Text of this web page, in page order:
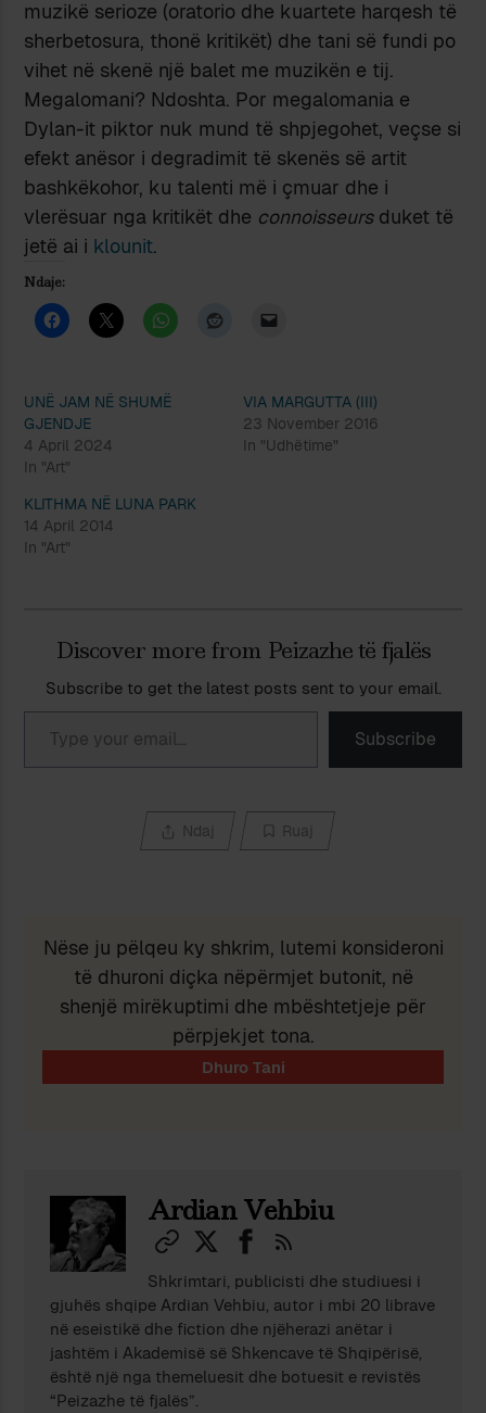
muzikë serioze (oratorio dhe kuartete harqesh të
sherbetosura, thonë kritikët) dhe tani së fundi po
vihet në skenë një balet me muzikën e tij.
Megalomani? Ndoshta. Por megalomania e
Dylan-it piktor nuk mund të shpjegohet, veçse si
efekt anësor i degradimit të skenës së artit
bashkëkohor, ku talenti më i çmuar dhe i
vlerësuar nga kritikët dhe connoisseursduket të
jetë ai i klounit.
Ndaje:
UNË JAM NË SHUMË
GJENDJE
4 April 2024
In "Art"
VIA MARGUTTA (III)
23 November 2016
In "Udhëtime"
KLITHMA NË LUNA PARK
14 April 2014
In "Art"
Discover more from Peizazhe të fjalës
Subscribe to get the latest posts sent to your email.
Type your email…
Subscribe
Ndaj Ruaj
Nëse ju pëlqeu ky shkrim, lutemi konsideroni
të dhuroni diçka nëpërmjet butonit, në
shenjë mirëkuptimi dhe mbështetjeje për
përpjekjet tona.
Ardian Vehbiu
Shkrimtari, publicisti dhe studiuesi i
gjuhës shqipe Ardian Vehbiu, autor i mbi 20 librave
në eseistikë dhe fiction dhe njëherazi anëtar i
jashtëm i Akademisë së Shkencave të Shqipërisë,
është një nga themeluesit dhe botuesit e revistës
“Peizazhe të fjalës”.